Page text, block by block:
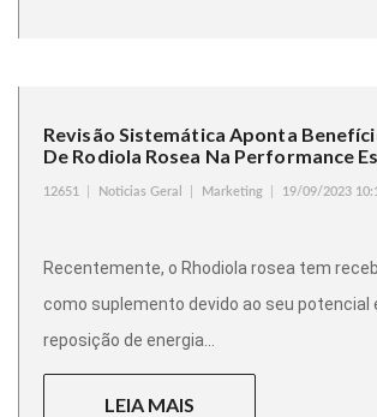
Revisão Sistemática Aponta
De Rodiola Rosea Na Performance
12651 Noticias Geral Marketing 19/09/2023
Recentemente, o Rhodiola rosea tem
como suplemento devido ao seu potencial
reposição de energia...
LEIA MAIS